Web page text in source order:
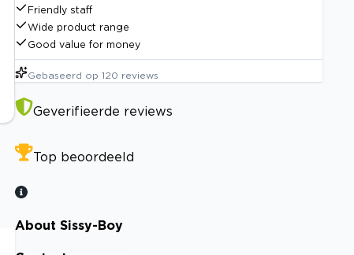
Friendly staff
Wide product range
Good value for money
Gebaseerd op 120 reviews
Geverifieerde reviews
Top beoordeeld
About Sissy-Boy